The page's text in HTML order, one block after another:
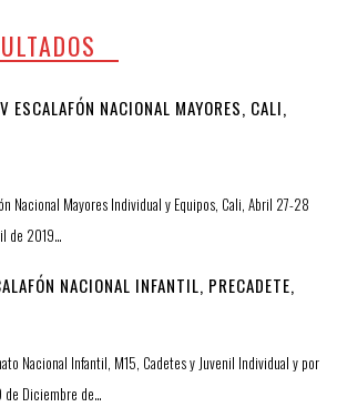
ESCALAFÓN NACIONAL MAYORES, CALI,
Nacional Mayores Individual y Equipos, Cali, Abril 27-28
de 2019…
NACIONAL INFANTIL, PRECADETE,
Nacional Infantil, M15, Cadetes y Juvenil Individual y por
de Diciembre de…